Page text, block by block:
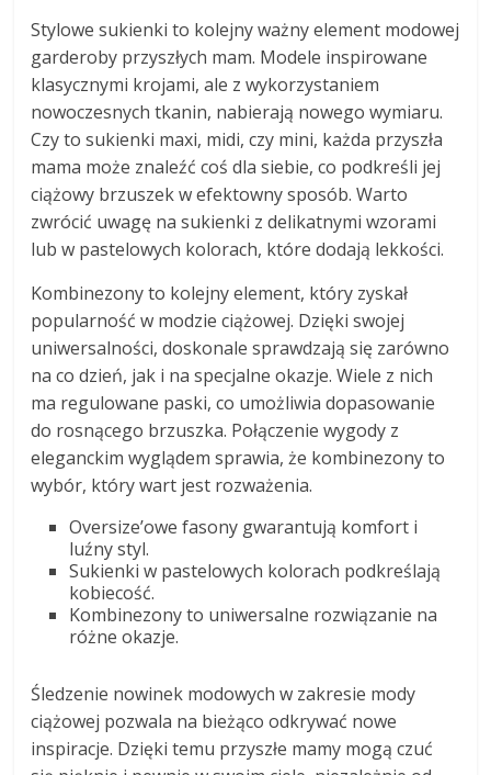
Stylowe sukienki to kolejny ważny element modowej
garderoby przyszłych mam. Modele inspirowane
klasycznymi krojami, ale z wykorzystaniem
nowoczesnych tkanin, nabierają nowego wymiaru.
Czy to sukienki maxi, midi, czy mini, każda przyszła
mama może znaleźć coś dla siebie, co podkreśli jej
ciążowy brzuszek w efektowny sposób. Warto
zwrócić uwagę na sukienki z delikatnymi wzorami
lub w pastelowych kolorach, które dodają lekkości.
Kombinezony to kolejny element, który zyskał
popularność w modzie ciążowej. Dzięki swojej
uniwersalności, doskonale sprawdzają się zarówno
na co dzień, jak i na specjalne okazje. Wiele z nich
ma regulowane paski, co umożliwia dopasowanie
do rosnącego brzuszka. Połączenie wygody z
eleganckim wyglądem sprawia, że kombinezony to
wybór, który wart jest rozważenia.
Oversize’owe fasony gwarantują komfort i
luźny styl.
Sukienki w pastelowych kolorach podkreślają
kobiecość.
Kombinezony to uniwersalne rozwiązanie na
różne okazje.
Śledzenie nowinek modowych w zakresie mody
ciążowej pozwala na bieżąco odkrywać nowe
inspiracje. Dzięki temu przyszłe mamy mogą czuć